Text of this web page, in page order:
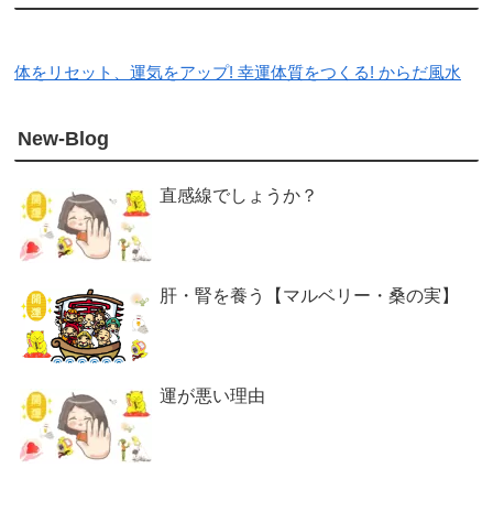
体をリセット、運気をアップ! 幸運体質をつくる! からだ風水
New-Blog
直感線でしょうか？
肝・腎を養う【マルベリー・桑の実】
運が悪い理由